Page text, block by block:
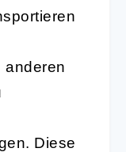
anderen
Diese